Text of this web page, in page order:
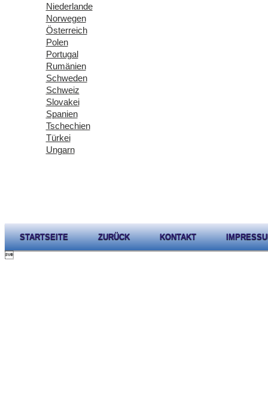
Niederlande
Norwegen
Österreich
Polen
Portugal
Rumänien
Schweden
Schweiz
Slovakei
Spanien
Tschechien
Türkei
Ungarn
STARTSEITE ZURÜCK KONTAKT
